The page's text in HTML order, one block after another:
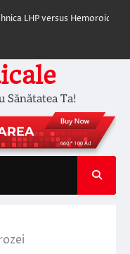
Hemoroidectomia
Sănătatea Ta!